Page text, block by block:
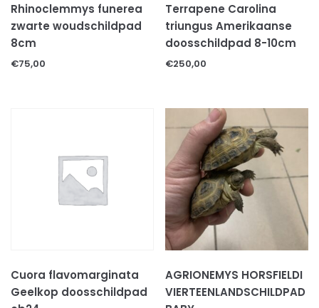
Rhinoclemmys funerea
zwarte woudschildpad
8cm
€75,00
Terrapene Carolina
triungus Amerikaanse
doosschildpad 8-10cm
€250,00
Cuora flavomarginata
Geelkop doosschildpad
AGRIONEMYS HORSFIELDI
VIERTEENLANDSCHILDPAD